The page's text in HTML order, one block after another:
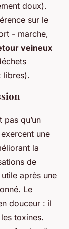
doux).
sur le
- marche,
veineux
libres).
qu’un
une
la
de
après une
Le
douceur : il
toxines.